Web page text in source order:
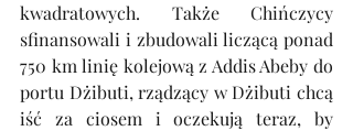
kwadratowych. Także Chińczycy
sfinansowali i zbudowali liczącą ponad
750 km linię kolejową z Addis Abeby do
portu Dżibuti, rządzący w Dżibuti chcą
iść za ciosem i oczekują teraz, by